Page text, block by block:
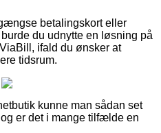
betalingskort eller
du udnytte en løsning på
ifald du ønsker at
tidsrum.
kunne man sådan set
er det i mange tilfælde en